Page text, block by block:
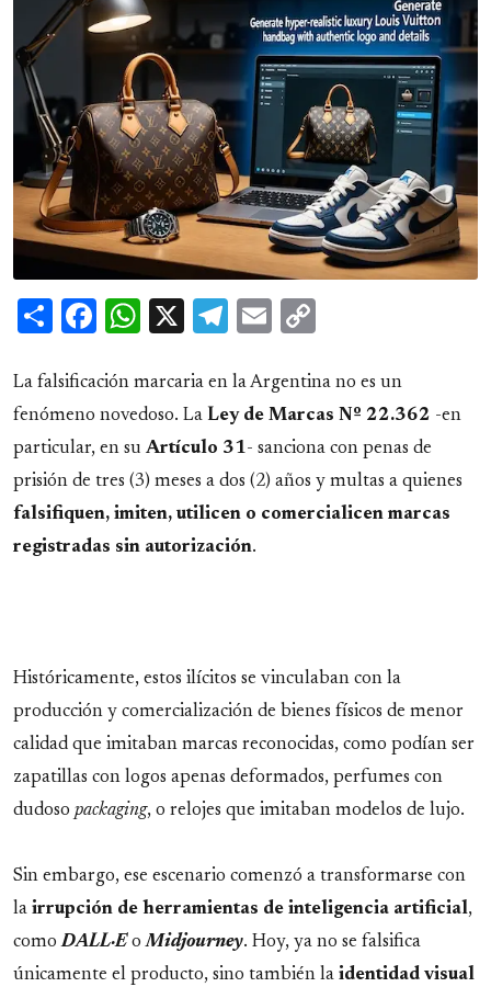
ShareFacebook
WhatsApp
X Telegram
Email
La falsificación marcaria en la Argentina no es un
fenómeno novedoso. La Ley de Marcas Nº 22.362 -en
particular, en su Artículo 31- sanciona con penas de
prisión de tres (3) meses a dos (2) años y multas a quienes
falsifiquen, imiten, utilicen o comercialicen marcas
registradas sin autorización.
Históricamente, estos ilícitos se vinculaban con la
producción y comercialización de bienes físicos de menor
calidad que imitaban marcas reconocidas, como podían ser
zapatillas con logos apenas deformados, perfumes con
dudoso packaging, o relojes que imitaban modelos de lujo.
Sin embargo, ese escenario comenzó a transformarse con
la irrupción de herramientas de inteligencia artificial,
comoDALL·EoMidjourney. Hoy, ya no se falsifica
únicamente el producto, sino también la identidad visual